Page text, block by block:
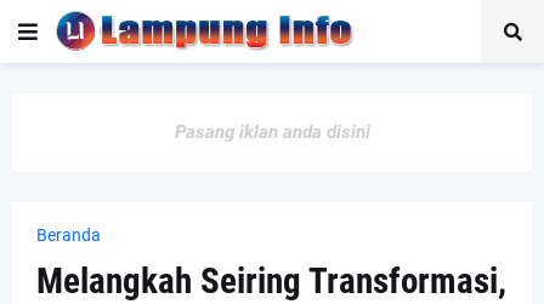
Pasang iklan anda disini
Beranda
Melangkah Seiring Transformasi,